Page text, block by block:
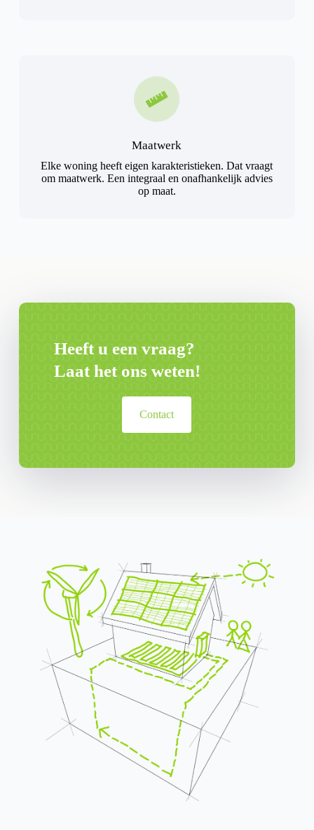
Maatwerk
Elke woning heeft eigen karakteristieken. Dat vraagt
om maatwerk. Een integraal en onafhankelijk advies
op maat.
Heeft u een vraag?
Laat het ons weten!
Contact